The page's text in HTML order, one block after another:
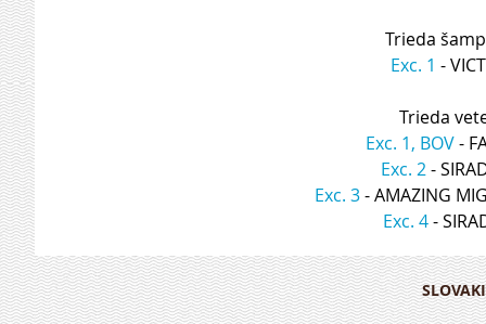
Trieda
Exc. 1 -
Trieda
Exc. 1, BOV -
Exc. 2 -
Exc. 3 - AMAZING
Exc. 4 -